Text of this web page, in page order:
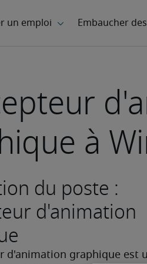
à
du poste :
d'animation
d'animation graphique est